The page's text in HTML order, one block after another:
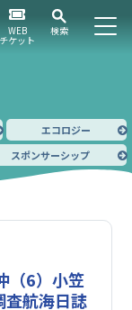
WEB
チケット
検索
エコロジー
スポンサーシップ
（6）小笠
査航海日誌